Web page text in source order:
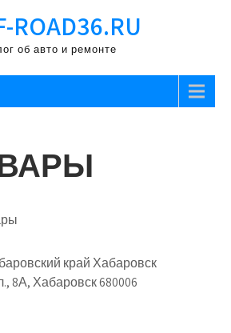
ROAD36.RU
об авто и ремонте
край Хабаровск
8А, Хабаровск 680006